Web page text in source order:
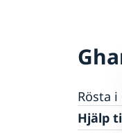
Rösta i
Hjälp